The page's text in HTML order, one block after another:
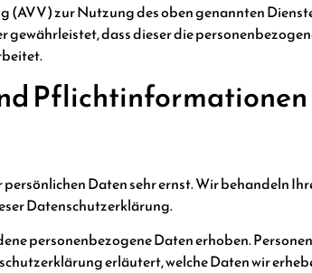
zur Nutzung des oben genannten
dass dieser die
Pflicht­informationen
persönlichen Daten sehr ernst. Wir behandeln
Datenschutzerklärung.
personenbezogene Daten erhoben.
erläutert, welche Daten wir